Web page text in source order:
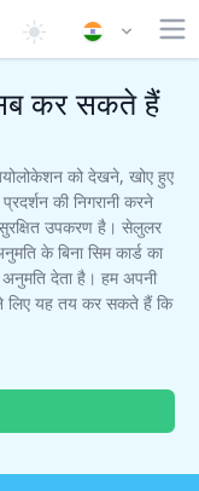
कर सकते हैं
को देखने, खोए हुए
की निगरानी करने
उपकरण है। सेलुलर
के बिना सिम कार्ड का
देता है। हम अपनी
लिए यह तय कर सकते हैं कि